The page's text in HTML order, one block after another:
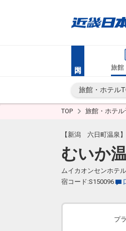
旅館
旅館・ホテル
TOP 旅館・ホテル
【新潟 六日町温泉】
むいか
ムイカオンセンホテル
宿コード:S150096
プ